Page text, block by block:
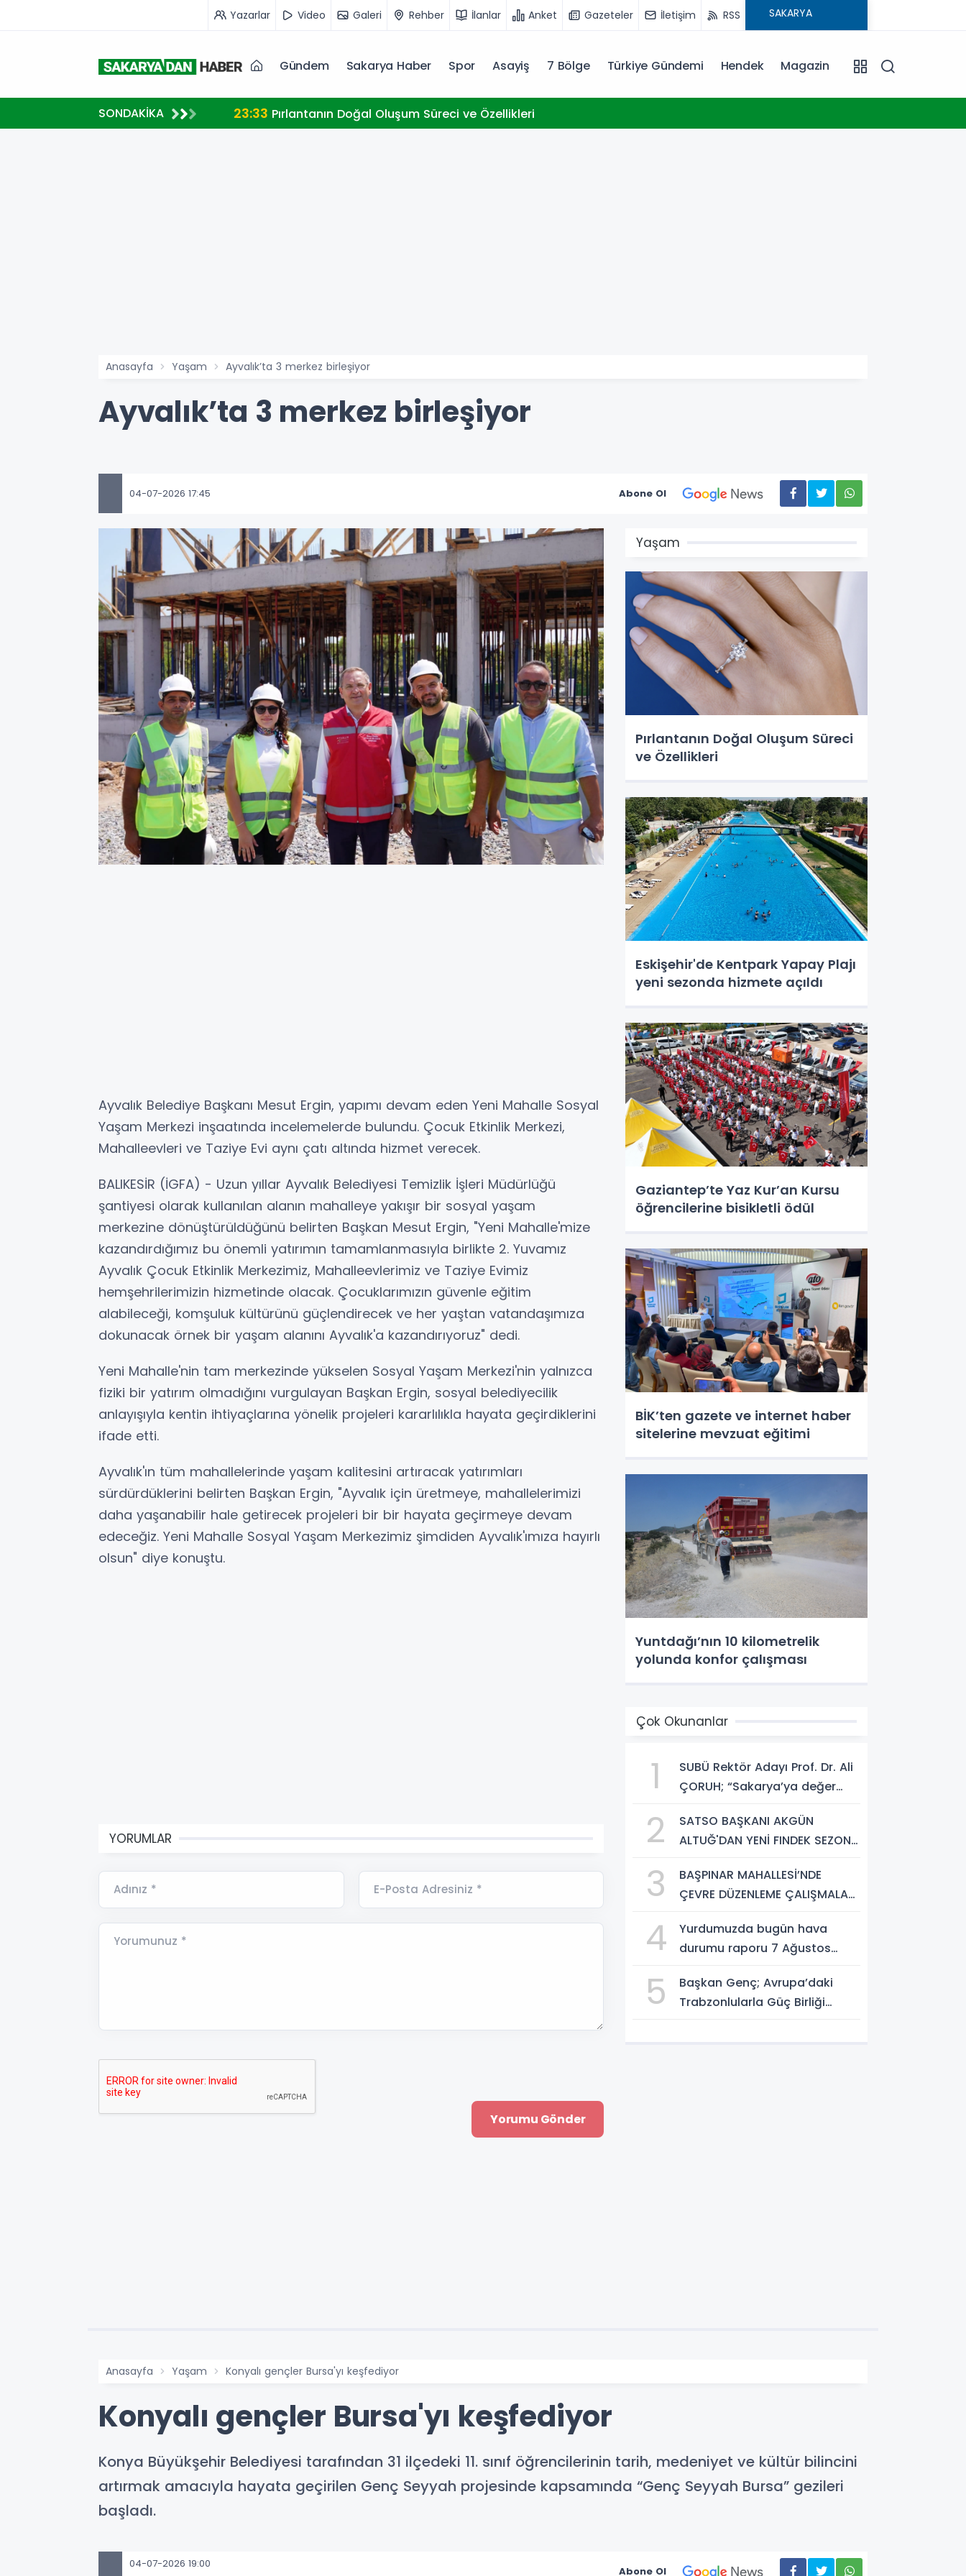
Yazarlar Video Galeri Rehber İlanlar Anket Gazeteler İletişim RSS
Gündem Sakarya Haber Spor Asayiş 7 Bölge Türkiye Gündemi Hendek Magazin
SONDAKİKA
MİLLİ TAKIM FORMASI GİYECEK 23:33 Pırlantanın Doğal Oluşum Süreci ve Özellikleri
Anasayfa Yaşam Ayvalık’ta 3 merkez birleşiyor
Ayvalık’ta 3 merkez birleşiyor
04-07-2026 17:45 Abone Ol
Ayvalık Belediye Başkanı Mesut Ergin, yapımı devam eden Yeni Mahalle Sosyal
Yaşam Merkezi inşaatında incelemelerde bulundu. Çocuk Etkinlik Merkezi,
Mahalleevleri ve Taziye Evi aynı çatı altında hizmet verecek.
BALIKESİR (İGFA) - Uzun yıllar Ayvalık Belediyesi Temizlik İşleri Müdürlüğü
şantiyesi olarak kullanılan alanın mahalleye yakışır bir sosyal yaşam
merkezine dönüştürüldüğünü belirten Başkan Mesut Ergin, "Yeni Mahalle'mize
kazandırdığımız bu önemli yatırımın tamamlanmasıyla birlikte 2. Yuvamız
Ayvalık Çocuk Etkinlik Merkezimiz, Mahalleevlerimiz ve Taziye Evimiz
hemşehrilerimizin hizmetinde olacak. Çocuklarımızın güvenle eğitim
alabileceği, komşuluk kültürünü güçlendirecek ve her yaştan vatandaşımıza
dokunacak örnek bir yaşam alanını Ayvalık'a kazandırıyoruz" dedi.
Yeni Mahalle'nin tam merkezinde yükselen Sosyal Yaşam Merkezi'nin yalnızca
fiziki bir yatırım olmadığını vurgulayan Başkan Ergin, sosyal belediyecilik
anlayışıyla kentin ihtiyaçlarına yönelik projeleri kararlılıkla hayata geçirdiklerini
ifade etti.
Ayvalık'ın tüm mahallelerinde yaşam kalitesini artıracak yatırımları
sürdürdüklerini belirten Başkan Ergin, "Ayvalık için üretmeye, mahallelerimizi
daha yaşanabilir hale getirecek projeleri bir bir hayata geçirmeye devam
edeceğiz. Yeni Mahalle Sosyal Yaşam Merkezimiz şimdiden Ayvalık'ımıza hayırlı
olsun" diye konuştu.
YORUMLAR
Adınız * E-Posta Adresiniz *
Yorumunuz *
Yaşam
Pırlantanın Doğal Oluşum Süreci
ve Özellikleri
Eskişehir'de Kentpark Yapay Plajı
yeni sezonda hizmete açıldı
Gaziantep’te Yaz Kur’an Kursu
öğrencilerine bisikletli ödül
BİK’ten gazete ve internet haber
sitelerine mevzuat eğitimi
Yuntdağı’nın 10 kilometrelik
yolunda konfor çalışması
Çok Okunanlar
1
SUBÜ Rektör Adayı Prof. Dr. Ali
ÇORUH; “Sakarya’ya değer
etmek istiyorum”
2
SATSO BAŞKANI AKGÜN
ALTUĞ'DAN YENİ FINDEK SEZONU
3
BAŞPINAR MAHALLESİ’NDE
ÇEVRE DÜZENLEME ÇALIŞMALARI
4
Yurdumuzda bugün hava
durumu raporu 7 Ağustos
5
Başkan Genç; Avrupa’daki
Trabzonlularla Güç Birliği
Anasayfa Yaşam Konyalı gençler Bursa'yı keşfediyor
Konyalı gençler Bursa'yı keşfediyor
Konya Büyükşehir Belediyesi tarafından 31 ilçedeki 11. sınıf öğrencilerinin tarih, medeniyet ve kültür bilincini
artırmak amacıyla hayata geçirilen Genç Seyyah projesinde kapsamında “Genç Seyyah Bursa” gezileri
başladı.
04-07-2026 19:00
Abone Ol